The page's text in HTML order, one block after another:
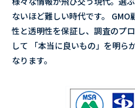
ないほど難しい時代です。
性と透明性を保証し、調査のプ
して 「本当に良いもの」を明ら
なります。